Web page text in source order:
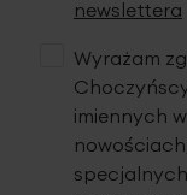
newslettera
Wyrażam
imiennych